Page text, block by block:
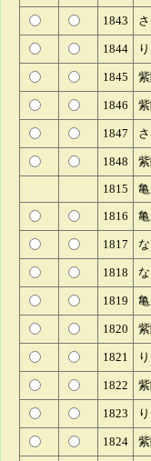
1843
1844
1845
1846
1847
1848
1815
1816
1817
1818
1819
1820
1821
1822
1823
1824